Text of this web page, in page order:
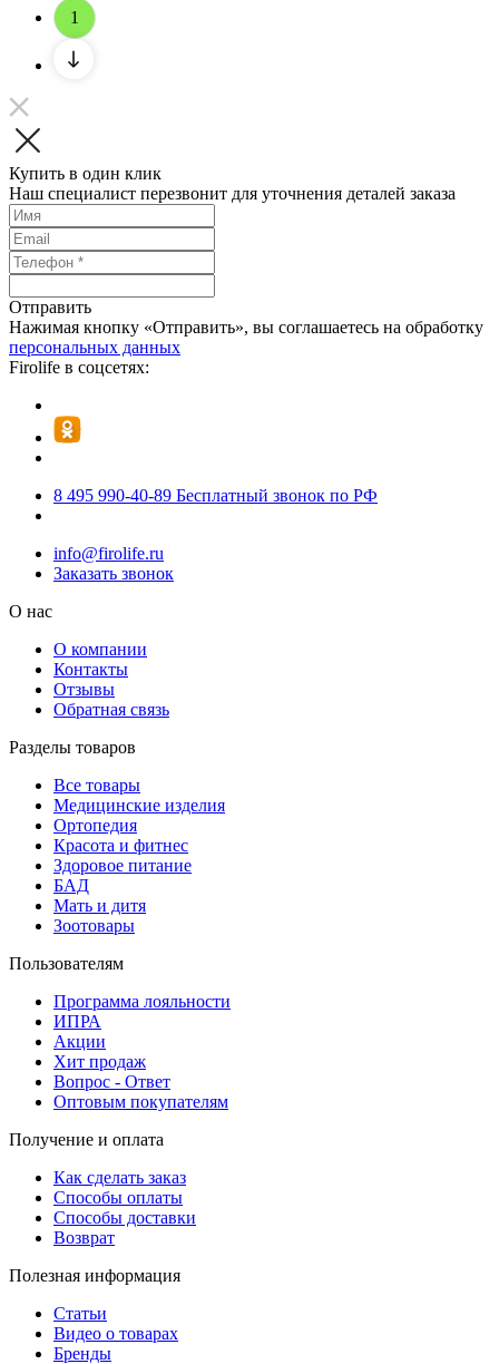
1
Купить в один клик
Наш специалист перезвонит для уточнения деталей заказа
Отправить
Нажимая кнопку «Отправить», вы соглашаетесь на обработку
персональных данных
Firolife в соцсетях:
8 495 990-40-89 Бесплатный звонок по РФ
info@firolife.ru
Заказать звонок
О нас
О компании
Контакты
Отзывы
Обратная связь
Разделы товаров
Все товары
Медицинские изделия
Ортопедия
Красота и фитнес
Здоровое питание
БАД
Мать и дитя
Зоотовары
Пользователям
Программа лояльности
ИПРА
Акции
Хит продаж
Вопрос - Ответ
Оптовым покупателям
Получение и оплата
Как сделать заказ
Способы оплаты
Способы доставки
Возврат
Полезная информация
Статьи
Видео о товарах
Бренды